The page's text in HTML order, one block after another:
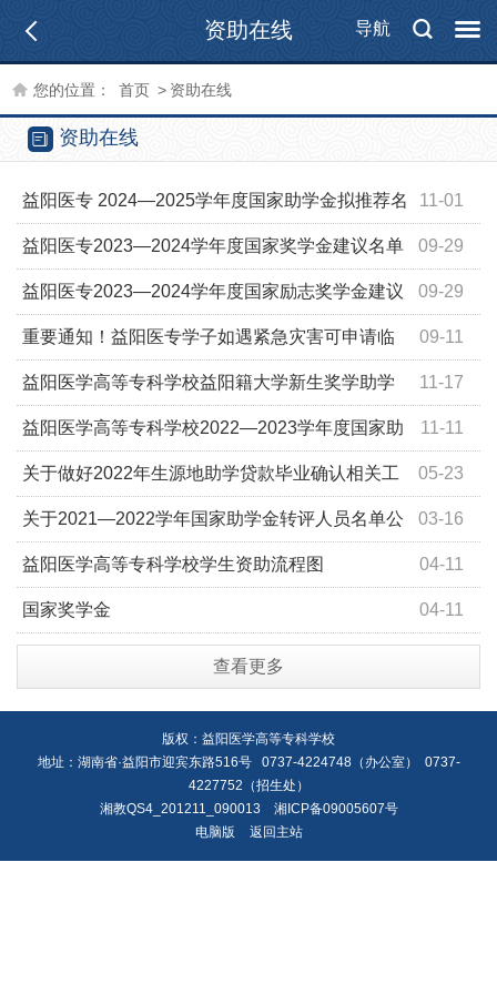
导航
资助在线
您的位置： 首页 > 资助在线
资助在线
11-01
益阳医专 2024—2025学年度国家助学金拟推荐名
单公示 09-29
益阳医专2023—2024学年度国家奖学金建议名单
公示 09-29
益阳医专2023—2024学年度国家励志奖学金建议
名单公示 09-11
重要通知！益阳医专学子如遇紧急灾害可申请临
时困难补助 11-17
益阳医学高等专科学校益阳籍大学新生奖学助学
推荐名单公示 11-11
益阳医学高等专科学校2022—2023学年度国家助
学金拟获资助学生名单公示 05-23
关于做好2022年生源地助学贷款毕业确认相关工
作的通知 03-16
关于2021—2022学年国家助学金转评人员名单公
示 04-11
益阳医学高等专科学校学生资助流程图
04-11
国家奖学金
查看更多
版权：益阳医学高等专科学校
地址：湖南省·益阳市迎宾东路516号 0737-4224748（办公室） 0737-
4227752（招生处）
湘教QS4_201211_090013 湘ICP备09005607号
电脑版
返回主站